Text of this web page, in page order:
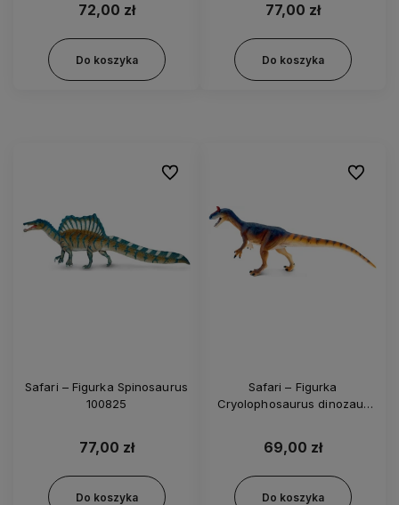
72,00 zł
Do koszyka
77,00 zł
Do koszyka
Safari – Figurka Spinosaurus
100825
77,00 zł
Do koszyka
Do ulubionych
Safari – Figurka
Cryolophosaurus dinozaur
69,00 zł
Do koszyka
Do